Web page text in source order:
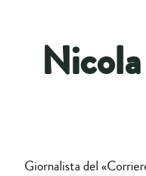
Giornalista del